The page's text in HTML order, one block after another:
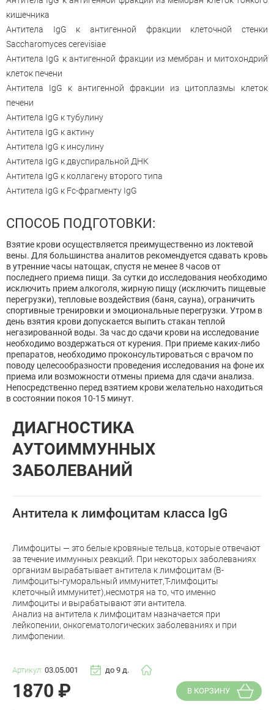
кишечника
Антитела IgG к антигенной фракции клеточной стенки
Sacchаromyces cerevisiae
Антитела IgG к антигенной фракции из мембран и митохондрий
клеток печени
Антитела IgG к антигенной фракции из цитоплазмы клеток
печени
Антитела IgG к тубулину
Антитела IgG к актину
Антитела IgG к инсулину
Антитела IgG к двуспиральной ДНК
Антитела IgG к коллагену второго типа
Антитела IgG к Fc-фрагменту IgG
СПОСОБ ПОДГОТОВКИ:
Взятие крови осуществляется преимущественно из локтевой
вены. Для большинства аналитов рекомендуется сдавать кровь
в утренние часы натощак, спустя не менее 8 часов от
последнего приема пищи. За сутки до исследования необходимо
исключить прием алкоголя, жирную пищу (исключить пищевые
перегрузки), тепловые воздействия (баня, сауна), ограничить
спортивные тренировки и эмоциональные перегрузки. Утром в
день взятия крови допускается выпить стакан теплой
негазированной воды. За час до сдачи крови на исследование
необходимо воздержаться от курения. При приеме каких-либо
препаратов, необходимо проконсультироваться с врачом по
поводу целесообразности проведения исследования на фоне их
приема или возможности отмены приема для сдачи анализа.
Непосредственно перед взятием крови желательно находиться
в состоянии покоя 10-15 минут.
ДИАГНОСТИКА
АУТОИММУННЫХ
ЗАБОЛЕВАНИЙ
Антитела к лимфоцитам класса IgG
Лимфоциты — это белые кровяные тельца, которые отвечают
за течение иммунных реакций. При некоторых заболеваниях
организм вырабатывает антитела к лимфоцитам (В-
лимфоциты-гуморальный иммунитет,Т-лимфоциты
клеточный иммунитет),несмотря на то, что именно
лимфоциты и вырабатывают эти антитела.
Анализ на антитела к лимфоцитам назначается при
лейкопении, онкогематологических заболеваниях и при
лимфопении.
Артикул: 03.05.001 до 9 д.
1870 ₽ В КОРЗИНУ